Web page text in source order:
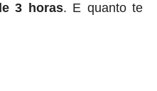
3 horas. E quanto te